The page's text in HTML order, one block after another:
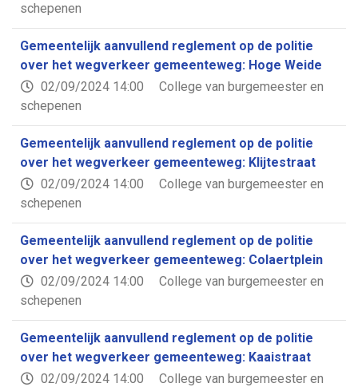
schepenen
Gemeentelijk aanvullend reglement op de politie
over het wegverkeer gemeenteweg: Hoge Weide
02/09/2024 14:00
College van burgemeester en
schepenen
Gemeentelijk aanvullend reglement op de politie
over het wegverkeer gemeenteweg: Klijtestraat
02/09/2024 14:00
College van burgemeester en
schepenen
Gemeentelijk aanvullend reglement op de politie
over het wegverkeer gemeenteweg: Colaertplein
02/09/2024 14:00
College van burgemeester en
schepenen
Gemeentelijk aanvullend reglement op de politie
over het wegverkeer gemeenteweg: Kaaistraat
02/09/2024 14:00
College van burgemeester en